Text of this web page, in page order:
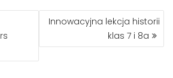
Innowacyjna lekcja historii
klas 7 i 8a